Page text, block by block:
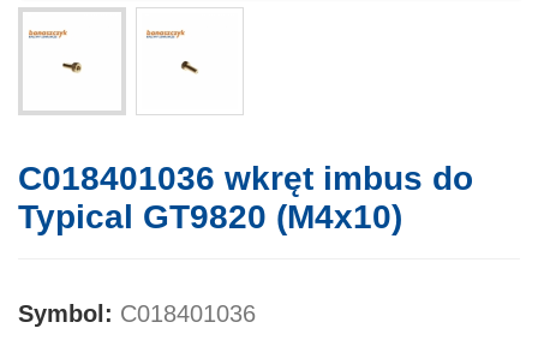
C018401036 wkręt imbus do
Typical GT9820 (M4x10)
Symbol: C018401036